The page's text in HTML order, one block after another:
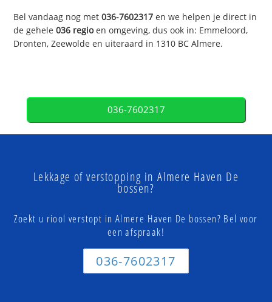
Bel vandaag nog met036-7602317 en we helpen je direct in
de gehele036 regioen omgeving, dus ook in: Emmeloord,
Dronten, Zeewolde en uiteraard in 1310 BC Almere.
036-7602317
Lekkage of verstopping in Almere Haven De
bossen?
Zoekt u riool verstopt in Almere Haven De bossen? Bel voor
een afspraak!
036-7602317